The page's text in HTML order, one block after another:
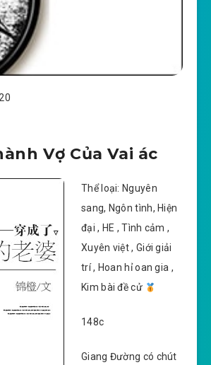
Vợ Của Vai ác
Thể loại: Nguyên
sang, Ngôn tình, Hiện
đại , HE , Tình cảm ,
Xuyên việt , Giới giải
trí , Hoan hỉ oan gia ,
Kim bài đề cử
148c
Giang Đường có chút